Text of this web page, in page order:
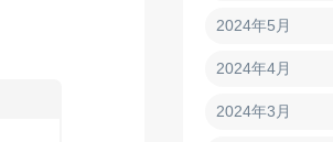
2024年5月
2024年4月
2024年3月